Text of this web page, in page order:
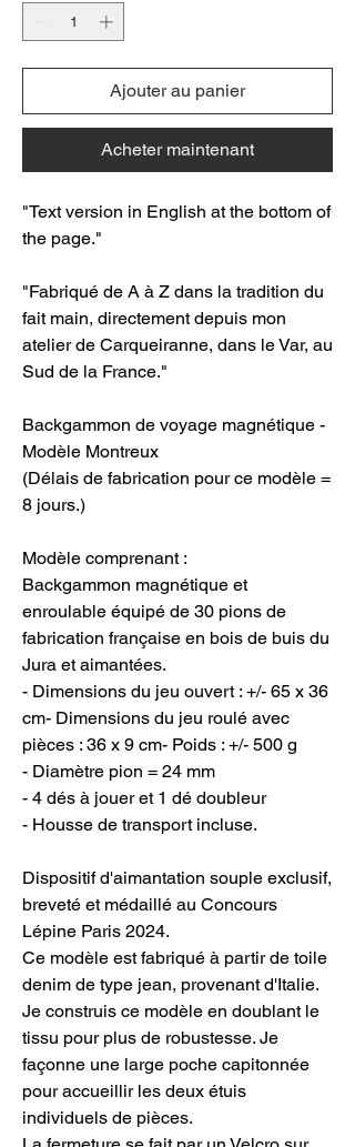
Ajouter au panier
Acheter maintenant
"Text version in English at the bottom of
the page."
"Fabriqué de A à Z dans la tradition du
fait main, directement depuis mon
atelier de Carqueiranne, dans le Var, au
Sud de la France."
Backgammon de voyage magnétique -
Modèle Montreux
(Délais de fabrication pour ce modèle =
8 jours.)
Modèle comprenant :
Backgammon magnétique et
enroulable équipé de 30 pions de
fabrication française en bois de buis du
Jura et aimantées.
- Dimensions du jeu ouvert : +/- 65 x 36
cm- Dimensions du jeu roulé avec
pièces : 36 x 9 cm- Poids : +/- 500 g
- Diamètre pion = 24 mm
- 4 dés à jouer et 1 dé doubleur
- Housse de transport incluse.
Dispositif d'aimantation souple exclusif,
breveté et médaillé au Concours
Lépine Paris 2024.
Ce modèle est fabriqué à partir de toile
denim de type jean, provenant d'Italie.
Je construis ce modèle en doublant le
tissu pour plus de robustesse. Je
façonne une large poche capitonnée
pour accueillir les deux étuis
individuels de pièces.